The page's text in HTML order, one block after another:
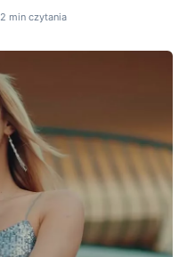
2 min czytania